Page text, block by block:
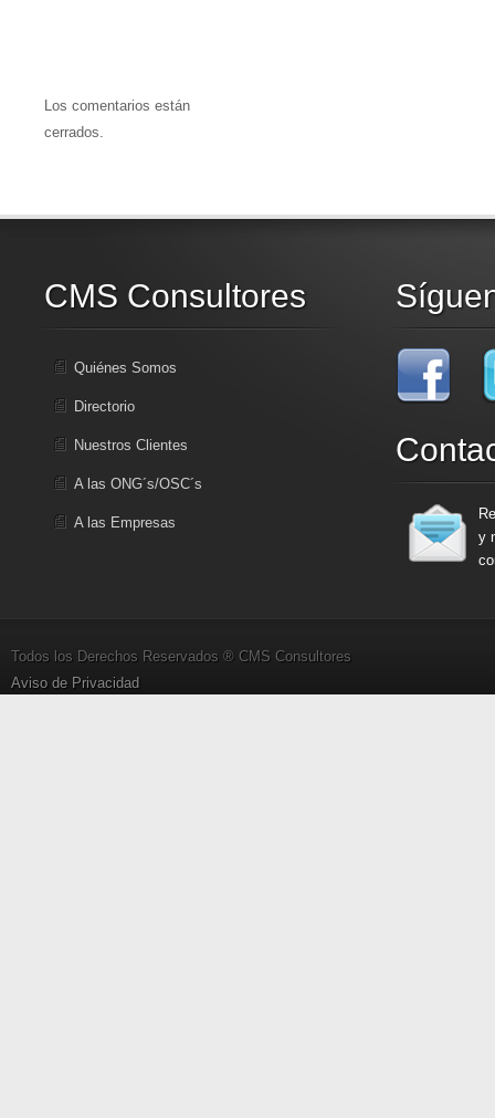
Los comentarios están
cerrados.
CMS Consultores
Quiénes Somos
Directorio
Nuestros Clientes
A las ONG´s/OSC´s
A las Empresas
y
Todos los Derechos Reservados ® CMS Consultores
Aviso de Privacidad